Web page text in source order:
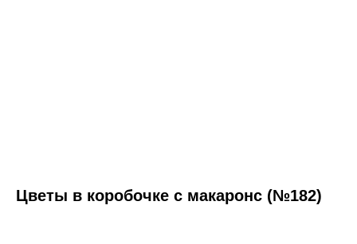
Цветы в коробочке с макаронс (№182)